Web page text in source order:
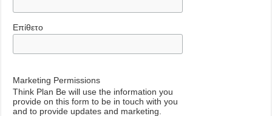
Επίθετο
Marketing Permissions
Think Plan Be will use the information you
provide on this form to be in touch with you
and to provide updates and marketing.